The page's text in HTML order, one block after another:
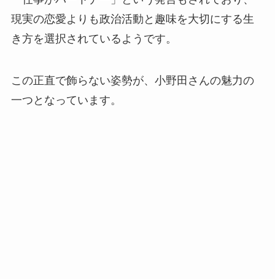
現実の恋愛よりも政治活動と趣味を大切にする生
き方を選択されているようです。
この正直で飾らない姿勢が、小野田さんの魅力の
一つとなっています。